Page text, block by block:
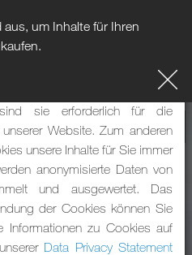
aus, um Inhalte für Ihren
Cookies. Diese haben zwei
sie erforderlich für die
Website. Zum anderen
unsere Inhalte für Sie immer
anonymisierte Daten von
und ausgewertet. Das
der Cookies können Sie
Informationen zu Cookies auf
Data Privacy Statement